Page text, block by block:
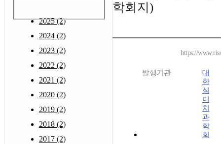
2025 (2)
2024 (2)
2023 (2)
2022 (2)
2021 (2)
2020 (2)
2019 (2)
2018 (2)
2017 (2)
학회지)
https://
발행기관
대
한
심
미
치
과
학
회